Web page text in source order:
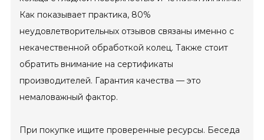
Как показывает практика, 80%
неудовлетворительных отзывов связаны именно с
некачественной обработкой колец. Также стоит
обратить внимание на сертификаты
производителей. Гарантия качества — это
немаловажный фактор.
При покупке ищите проверенные ресурсы. Беседа